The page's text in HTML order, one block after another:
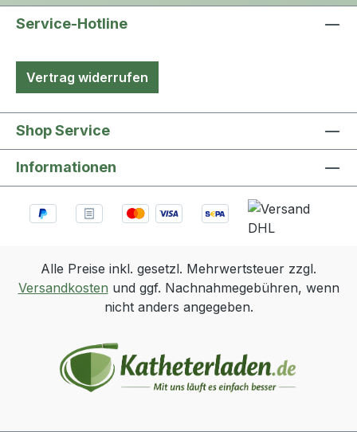
Service-Hotline
Vertrag widerrufen
Shop Service
Informationen
Alle Preise inkl. gesetzl. Mehrwertsteuer zzgl.
Versandkosten und ggf. Nachnahmegebühren, wenn
nicht anders angegeben.